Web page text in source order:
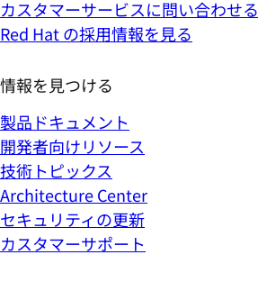
カスタマーサービスに問い合わせる
Red Hat の採用情報を見る
情報を見つける
製品ドキュメント
開発者向けリソース
技術トピックス
Architecture Center
セキュリティの更新
カスタマーサポート